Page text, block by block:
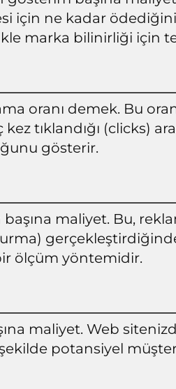
için ne kadar
marka bilinirliği için
oranı demek. Bu
tıklandığı (clicks)
gösterir.
başına maliyet. Bu,
ölçüm yöntemidir.
maliyet. Web
potansiyel